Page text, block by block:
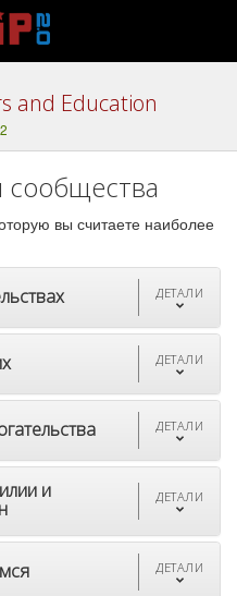
and Education
вы считаете наиболее
ДЕТАЛИ
ДЕТАЛИ
ДЕТАЛИ
и ДЕТАЛИ
ДЕТАЛИ